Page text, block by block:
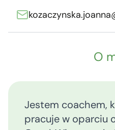
O
Jestem coachem,
pracuje w oparciu